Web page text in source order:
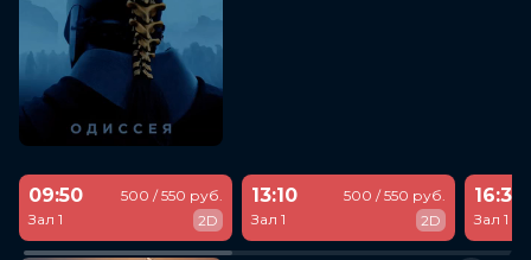
09:50
Зал 1
500 / 550 руб.
2D
13:10
Зал 1
500 / 550 руб.
2D
16:30
Зал 1